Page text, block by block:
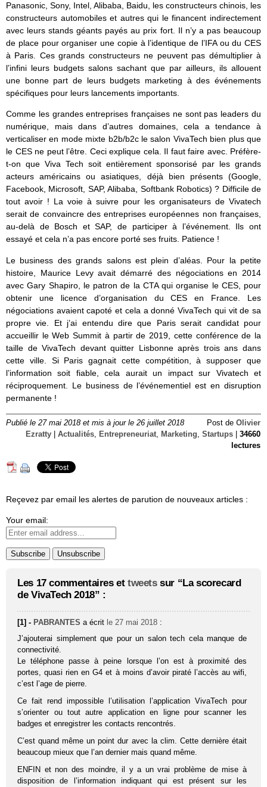
Panasonic, Sony, Intel, Alibaba, Baidu, les constructeurs chinois, les
constructeurs automobiles et autres qui le financent indirectement
avec leurs stands géants payés au prix fort. Il n’y a pas beaucoup
de place pour organiser une copie à l’identique de l’IFA ou du CES
à Paris. Ces grands constructeurs ne peuvent pas démultiplier à
l’infini leurs budgets salons sachant que par ailleurs, ils allouent
une bonne part de leurs budgets marketing à des événements
spécifiques pour leurs lancements importants.
Comme les grandes entreprises françaises ne sont pas leaders du
numérique, mais dans d’autres domaines, cela a tendance à
verticaliser en mode mixte b2b/b2c le salon VivaTech bien plus que
le CES ne peut l’être. Ceci explique cela. Il faut faire avec. Préfère-
t-on que Viva Tech soit entièrement sponsorisé par les grands
acteurs américains ou asiatiques, déjà bien présents (Google,
Facebook, Microsoft, SAP, Alibaba, Softbank Robotics) ? Difficile de
tout avoir ! La voie à suivre pour les organisateurs de Vivatech
serait de convaincre des entreprises européennes non françaises,
au-delà de Bosch et SAP, de participer à l’événement. Ils ont
essayé et cela n’a pas encore porté ses fruits. Patience !
Le business des grands salons est plein d’aléas. Pour la petite
histoire, Maurice Levy avait démarré des négociations en 2014
avec Gary Shapiro, le patron de la CTA qui organise le CES, pour
obtenir une licence d’organisation du CES en France. Les
négociations avaient capoté et cela a donné VivaTech qui vit de sa
propre vie. Et j’ai entendu dire que Paris serait candidat pour
accueillir le Web Summit à partir de 2019, cette conférence de la
taille de VivaTech devant quitter Lisbonne après trois ans dans
cette ville. Si Paris gagnait cette compétition, à supposer que
l’information soit fiable, cela aurait un impact sur Vivatech et
réciproquement. Le business de l’événementiel est en disruption
permanente !
Publié le 27 mai 2018 et mis à jour le 26 juillet 2018 Post de Olivier
Ezratty
Actualités Entrepreneuriat Marketing Startups
34660
lectures
Reçevez par email les alertes de parution de nouveaux articles :
Your email:
Les 17 commentaires et tweetssur “La scorecard
de VivaTech 2018” :
[1] - PABRANTES a écrit le 27 mai 2018 :
J’ajouterai simplement que pour un salon tech cela manque de
connectivité.
Le téléphone passe à peine lorsque l’on est à proximité des
portes, quasi rien en G4 et à moins d’avoir piraté l’accès au wifi,
c’est l’age de pierre.
Ce fait rend impossible l’utilisation l’application VivaTech pour
s’orienter ou tout autre application en ligne pour scanner les
badges et enregistrer les contacts rencontrés.
C’est quand même un point dur avec la clim. Cette dernière était
beaucoup mieux que l’an dernier mais quand même.
ENFIN et non des moindre, il y a un vrai problème de mise à
disposition de l’information indiquant qui est présent sur les